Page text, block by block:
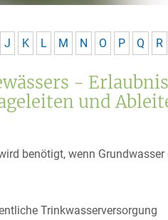
J K L M N O P Q R
-
und
benötigt, wenn
Trinkwasserversorgung